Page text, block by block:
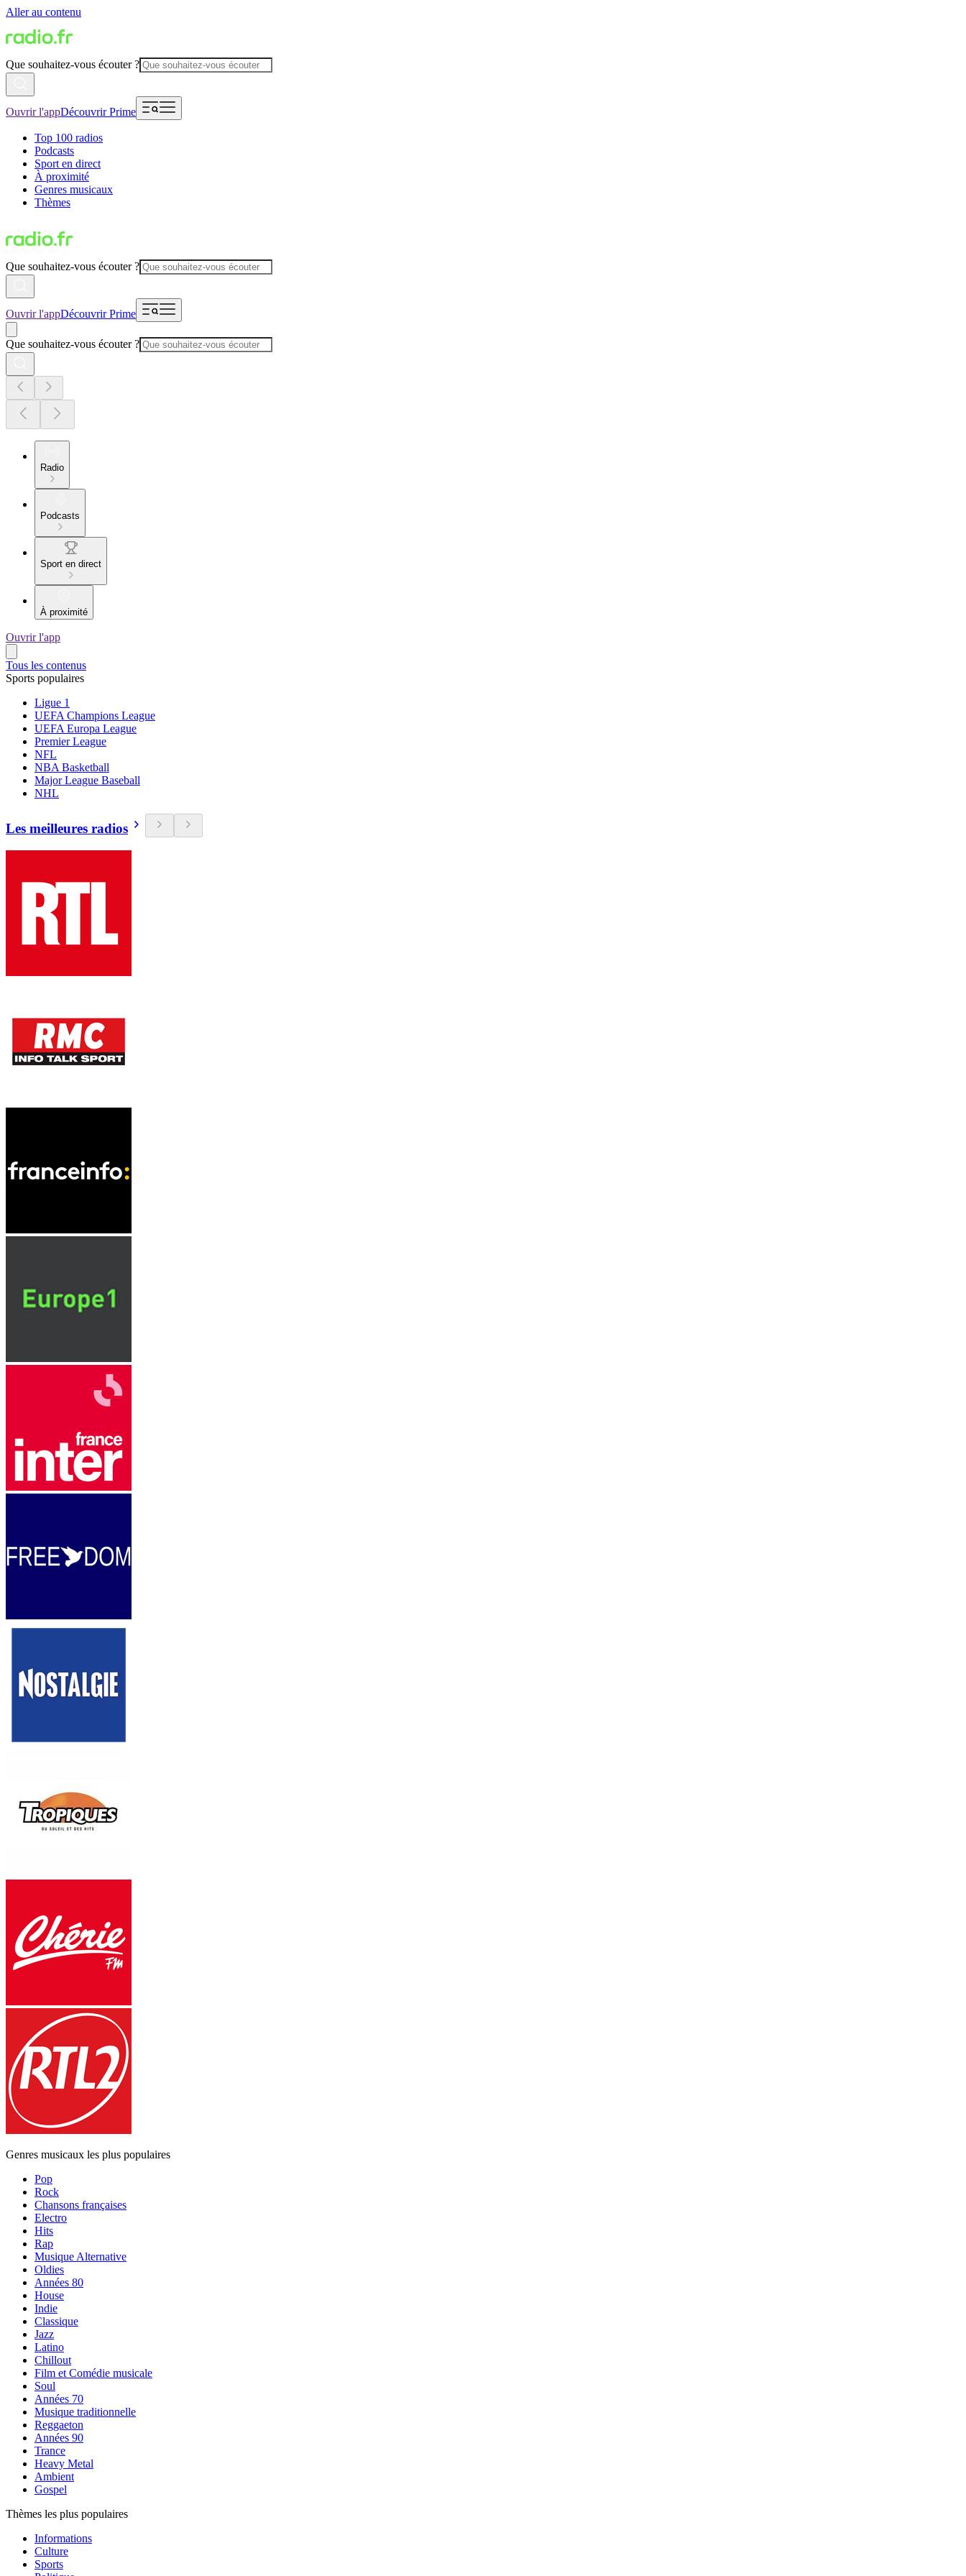
Aller au contenu
Que souhaitez-vous écouter ?
Ouvrir l'appDécouvrir Prime
Top 100 radios
Podcasts
Sport en direct
À proximité
Genres musicaux
Thèmes
Que souhaitez-vous écouter ?
Ouvrir l'appDécouvrir Prime
Que souhaitez-vous écouter ?
Radio
Podcasts
Sport en direct
À proximité
Ouvrir l'app
Tous les contenus
Sports populaires
Ligue 1
UEFA Champions League
UEFA Europa League
Premier League
NFL
NBA Basketball
Major League Baseball
NHL
Les meilleures radios
Genres musicaux les plus populaires
Pop
Rock
Chansons françaises
Electro
Hits
Rap
Musique Alternative
Oldies
Années 80
House
Indie
Classique
Jazz
Latino
Chillout
Film et Comédie musicale
Soul
Années 70
Musique traditionnelle
Reggaeton
Années 90
Trance
Heavy Metal
Ambient
Gospel
Thèmes les plus populaires
Informations
Culture
Sports